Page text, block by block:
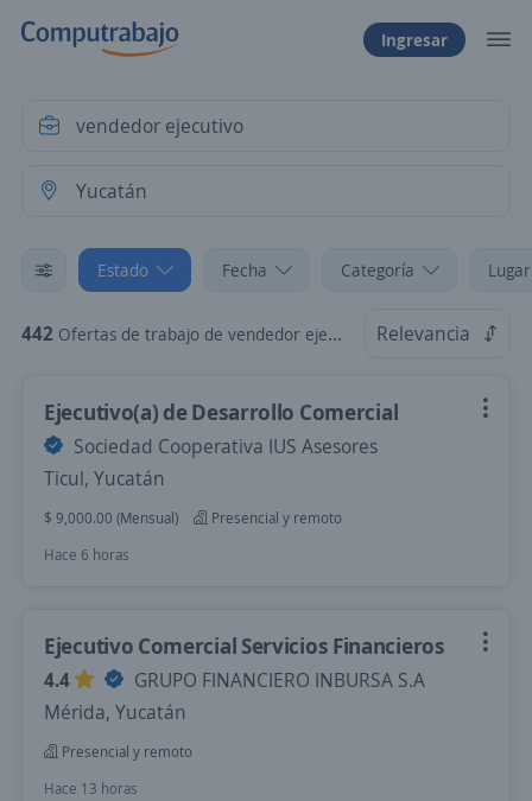
Ingresar
Estado Fecha Categoría
442 Ofertas de trabajo de vendedor ejecutivo en Yucatán Relevancia
Ejecutivo(a) de Desarrollo Comercial
Sociedad Cooperativa IUS Asesores
Ticul, Yucatán
$ 9,000.00 (Mensual)
Presencial y remoto
Hace 6 horas
Ejecutivo Comercial Servicios Financieros
4.4
GRUPO FINANCIERO INBURSA S.A
Mérida, Yucatán
Presencial y remoto
Hace 13 horas